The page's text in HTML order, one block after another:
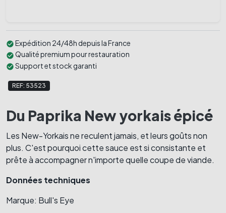
REF: 53523
Du Paprika New yorkais épicé
Les New-Yorkais ne reculent jamais, et leurs goûts non
plus. C'est pourquoi cette sauce est si consistante et
prête à accompagner n'importe quelle coupe de viande.
Données techniques
Marque: Bull's Eye
check_circleExpédition 24/48h depuis la France
check_circleQualité premium pour restauration
check_circleSupport et stock garanti